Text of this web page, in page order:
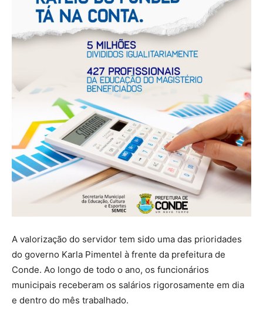
A valorização do servidor tem sido uma das prioridades
do governo Karla Pimentel à frente da prefeitura de
Conde. Ao longo de todo o ano, os funcionários
municipais receberam os salários rigorosamente em dia
e dentro do mês trabalhado.